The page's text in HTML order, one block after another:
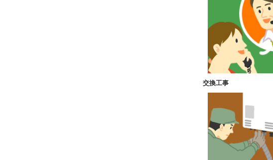
交換工事